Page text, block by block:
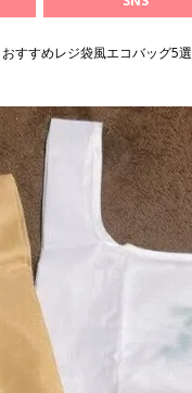
すすめレジ袋風エコバッグ5選